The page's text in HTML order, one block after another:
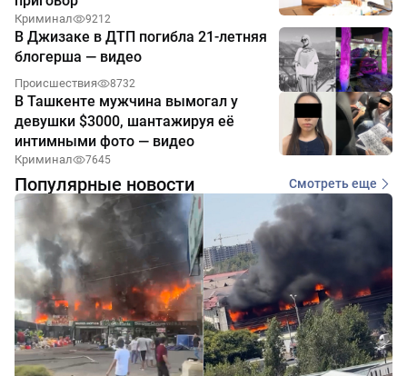
Криминал 9212
В Джизаке в ДТП погибла 21-летняя
блогерша — видео
Происшествия 8732
В Ташкенте мужчина вымогал у
девушки $3000, шантажируя её
интимными фото — видео
Криминал 7645
Популярные новости Смотреть еще